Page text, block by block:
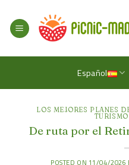
content
Español
LOS MEJORES PLANES
De ruta por el
POSTED ON 11/04/2026